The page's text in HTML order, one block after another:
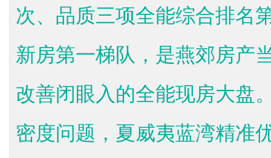
次、品质三项全能综合排名
新房第一梯队，是燕郊房产
改善闭眼入的全能现房大盘
密度问题，夏威夷蓝湾精准